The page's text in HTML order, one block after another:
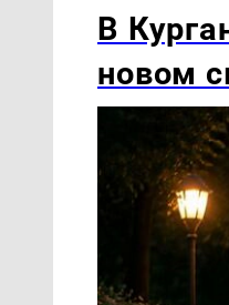
В
новом